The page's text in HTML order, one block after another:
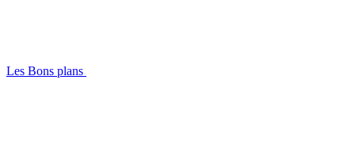
Les Bons plans